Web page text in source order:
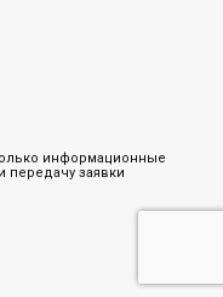
информационные
передачу заявки